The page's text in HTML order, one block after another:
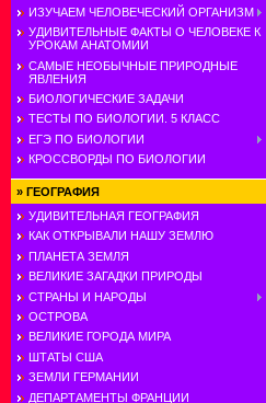
ИЗУЧАЕМ ЧЕЛОВЕЧЕСКИЙ ОРГАНИЗМ
УДИВИТЕЛЬНЫЕ ФАКТЫ О ЧЕЛОВЕКЕ К
УРОКАМ АНАТОМИИ
САМЫЕ НЕОБЫЧНЫЕ ПРИРОДНЫЕ
ЯВЛЕНИЯ
БИОЛОГИЧЕСКИЕ ЗАДАЧИ
ТЕСТЫ ПО БИОЛОГИИ. 5 КЛАСС
ЕГЭ ПО БИОЛОГИИ
КРОССВОРДЫ ПО БИОЛОГИИ
» ГЕОГРАФИЯ
УДИВИТЕЛЬНАЯ ГЕОГРАФИЯ
КАК ОТКРЫВАЛИ НАШУ ЗЕМЛЮ
ПЛАНЕТА ЗЕМЛЯ
ВЕЛИКИЕ ЗАГАДКИ ПРИРОДЫ
СТРАНЫ И НАРОДЫ
ОСТРОВА
ВЕЛИКИЕ ГОРОДА МИРА
ШТАТЫ США
ЗЕМЛИ ГЕРМАНИИ
ДЕПАРТАМЕНТЫ ФРАНЦИИ